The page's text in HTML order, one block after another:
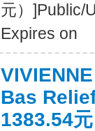
元）]Public/
Expires on
Bas
1383.54元